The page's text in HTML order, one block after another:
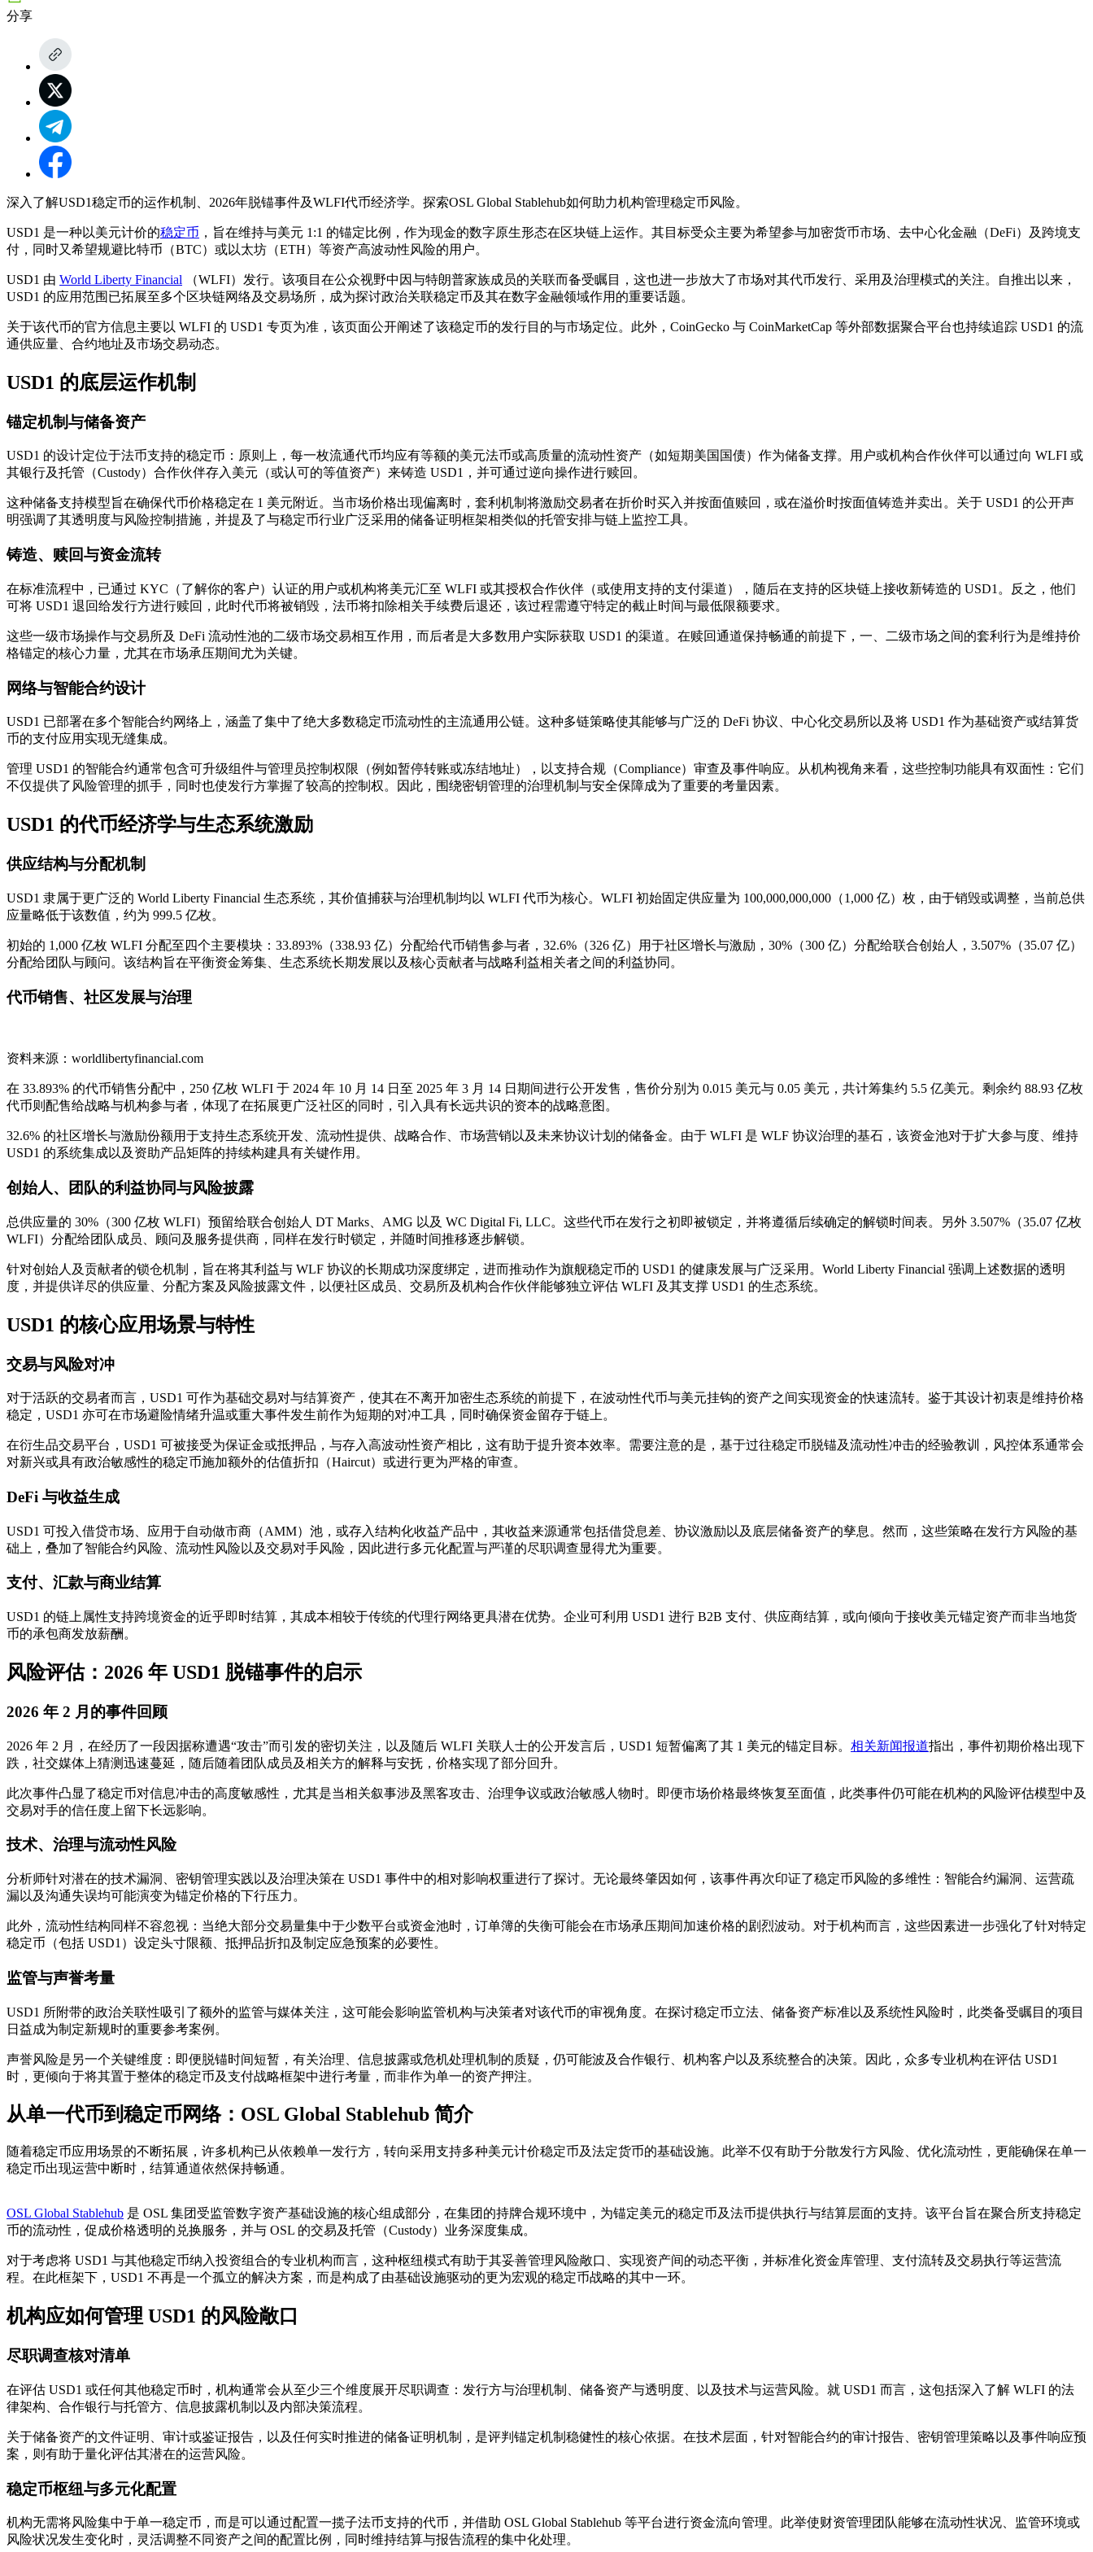
分享
深入了解USD1稳定币的运作机制、2026年脱锚事件及WLFI代币经济学。探索OSL Global Stablehub如何助力机构管理稳定币风险。
USD1 是一种以美元计价的稳定币 ，旨在维持与美元 1:1 的锚定比例，作为现金的数字原生形态在区块链上运作。其目标受众主要为希望参与加密货币市场、去中心化金融（DeFi）及跨境支
付，同时又希望规避比特币（BTC）或以太坊（ETH）等资产高波动性风险的用户。
USD1 由 World Liberty Financial （WLFI）发行。该项目在公众视野中因与特朗普家族成员的关联而备受瞩目，这也进一步放大了市场对其代币发行、采用及治理模式的关注。自推出以来，
USD1 的应用范围已拓展至多个区块链网络及交易场所，成为探讨政治关联稳定币及其在数字金融领域作用的重要话题。
关于该代币的官方信息主要以 WLFI 的 USD1 专页为准，该页面公开阐述了该稳定币的发行目的与市场定位。此外，CoinGecko 与 CoinMarketCap 等外部数据聚合平台也持续追踪 USD1 的流
通供应量、合约地址及市场交易动态。
USD1 的底层运作机制
锚定机制与储备资产
USD1 的设计定位于法币支持的稳定币：原则上，每一枚流通代币均应有等额的美元法币或高质量的流动性资产（如短期美国国债）作为储备支撑。用户或机构合作伙伴可以通过向 WLFI 或
其银行及托管（Custody）合作伙伴存入美元（或认可的等值资产）来铸造 USD1，并可通过逆向操作进行赎回。
这种储备支持模型旨在确保代币价格稳定在 1 美元附近。当市场价格出现偏离时，套利机制将激励交易者在折价时买入并按面值赎回，或在溢价时按面值铸造并卖出。关于 USD1 的公开声
明强调了其透明度与风险控制措施，并提及了与稳定币行业广泛采用的储备证明框架相类似的托管安排与链上监控工具。
铸造、赎回与资金流转
在标准流程中，已通过 KYC（了解你的客户）认证的用户或机构将美元汇至 WLFI 或其授权合作伙伴（或使用支持的支付渠道），随后在支持的区块链上接收新铸造的 USD1。反之，他们
可将 USD1 退回给发行方进行赎回，此时代币将被销毁，法币将扣除相关手续费后退还，该过程需遵守特定的截止时间与最低限额要求。
这些一级市场操作与交易所及 DeFi 流动性池的二级市场交易相互作用，而后者是大多数用户实际获取 USD1 的渠道。在赎回通道保持畅通的前提下，一、二级市场之间的套利行为是维持价
格锚定的核心力量，尤其在市场承压期间尤为关键。
网络与智能合约设计
USD1 已部署在多个智能合约网络上，涵盖了集中了绝大多数稳定币流动性的主流通用公链。这种多链策略使其能够与广泛的 DeFi 协议、中心化交易所以及将 USD1 作为基础资产或结算货
币的支付应用实现无缝集成。
管理 USD1 的智能合约通常包含可升级组件与管理员控制权限（例如暂停转账或冻结地址），以支持合规（Compliance）审查及事件响应。从机构视角来看，这些控制功能具有双面性：它们
不仅提供了风险管理的抓手，同时也使发行方掌握了较高的控制权。因此，围绕密钥管理的治理机制与安全保障成为了重要的考量因素。
USD1 的代币经济学与生态系统激励
供应结构与分配机制
USD1 隶属于更广泛的 World Liberty Financial 生态系统，其价值捕获与治理机制均以 WLFI 代币为核心。WLFI 初始固定供应量为 100,000,000,000（1,000 亿）枚，由于销毁或调整，当前总供
应量略低于该数值，约为 999.5 亿枚。
初始的 1,000 亿枚 WLFI 分配至四个主要模块：33.893%（338.93 亿）分配给代币销售参与者，32.6%（326 亿）用于社区增长与激励，30%（300 亿）分配给联合创始人，3.507%（35.07 亿）
分配给团队与顾问。该结构旨在平衡资金筹集、生态系统长期发展以及核心贡献者与战略利益相关者之间的利益协同。
代币销售、社区发展与治理
资料来源：worldlibertyfinancial.com
在 33.893% 的代币销售分配中，250 亿枚 WLFI 于 2024 年 10 月 14 日至 2025 年 3 月 14 日期间进行公开发售，售价分别为 0.015 美元与 0.05 美元，共计筹集约 5.5 亿美元。剩余约 88.93 亿枚
代币则配售给战略与机构参与者，体现了在拓展更广泛社区的同时，引入具有长远共识的资本的战略意图。
32.6% 的社区增长与激励份额用于支持生态系统开发、流动性提供、战略合作、市场营销以及未来协议计划的储备金。由于 WLFI 是 WLF 协议治理的基石，该资金池对于扩大参与度、维持
USD1 的系统集成以及资助产品矩阵的持续构建具有关键作用。
创始人、团队的利益协同与风险披露
总供应量的 30%（300 亿枚 WLFI）预留给联合创始人 DT Marks、AMG 以及 WC Digital Fi, LLC。这些代币在发行之初即被锁定，并将遵循后续确定的解锁时间表。另外 3.507%（35.07 亿枚
WLFI）分配给团队成员、顾问及服务提供商，同样在发行时锁定，并随时间推移逐步解锁。
针对创始人及贡献者的锁仓机制，旨在将其利益与 WLF 协议的长期成功深度绑定，进而推动作为旗舰稳定币的 USD1 的健康发展与广泛采用。World Liberty Financial 强调上述数据的透明
度，并提供详尽的供应量、分配方案及风险披露文件，以便社区成员、交易所及机构合作伙伴能够独立评估 WLFI 及其支撑 USD1 的生态系统。
USD1 的核心应用场景与特性
交易与风险对冲
对于活跃的交易者而言，USD1 可作为基础交易对与结算资产，使其在不离开加密生态系统的前提下，在波动性代币与美元挂钩的资产之间实现资金的快速流转。鉴于其设计初衷是维持价格
稳定，USD1 亦可在市场避险情绪升温或重大事件发生前作为短期的对冲工具，同时确保资金留存于链上。
在衍生品交易平台，USD1 可被接受为保证金或抵押品，与存入高波动性资产相比，这有助于提升资本效率。需要注意的是，基于过往稳定币脱锚及流动性冲击的经验教训，风控体系通常会
对新兴或具有政治敏感性的稳定币施加额外的估值折扣（Haircut）或进行更为严格的审查。
DeFi 与收益生成
USD1 可投入借贷市场、应用于自动做市商（AMM）池，或存入结构化收益产品中，其收益来源通常包括借贷息差、协议激励以及底层储备资产的孳息。然而，这些策略在发行方风险的基
础上，叠加了智能合约风险、流动性风险以及交易对手风险，因此进行多元化配置与严谨的尽职调查显得尤为重要。
支付、汇款与商业结算
USD1 的链上属性支持跨境资金的近乎即时结算，其成本相较于传统的代理行网络更具潜在优势。企业可利用 USD1 进行 B2B 支付、供应商结算，或向倾向于接收美元锚定资产而非当地货
币的承包商发放薪酬。
风险评估：2026 年 USD1 脱锚事件的启示
2026 年 2 月的事件回顾
2026 年 2 月，在经历了一段因据称遭遇“攻击”而引发的密切关注，以及随后 WLFI 关联人士的公开发言后，USD1 短暂偏离了其 1 美元的锚定目标。 相关新闻报道指出，事件初期价格出现下
跌，社交媒体上猜测迅速蔓延，随后随着团队成员及相关方的解释与安抚，价格实现了部分回升。
此次事件凸显了稳定币对信息冲击的高度敏感性，尤其是当相关叙事涉及黑客攻击、治理争议或政治敏感人物时。即便市场价格最终恢复至面值，此类事件仍可能在机构的风险评估模型中及
交易对手的信任度上留下长远影响。
技术、治理与流动性风险
分析师针对潜在的技术漏洞、密钥管理实践以及治理决策在 USD1 事件中的相对影响权重进行了探讨。无论最终肇因如何，该事件再次印证了稳定币风险的多维性：智能合约漏洞、运营疏
漏以及沟通失误均可能演变为锚定价格的下行压力。
此外，流动性结构同样不容忽视：当绝大部分交易量集中于少数平台或资金池时，订单簿的失衡可能会在市场承压期间加速价格的剧烈波动。对于机构而言，这些因素进一步强化了针对特定
稳定币（包括 USD1）设定头寸限额、抵押品折扣及制定应急预案的必要性。
监管与声誉考量
USD1 所附带的政治关联性吸引了额外的监管与媒体关注，这可能会影响监管机构与决策者对该代币的审视角度。在探讨稳定币立法、储备资产标准以及系统性风险时，此类备受瞩目的项目
日益成为制定新规时的重要参考案例。
声誉风险是另一个关键维度：即便脱锚时间短暂，有关治理、信息披露或危机处理机制的质疑，仍可能波及合作银行、机构客户以及系统整合的决策。因此，众多专业机构在评估 USD1
时，更倾向于将其置于整体的稳定币及支付战略框架中进行考量，而非作为单一的资产押注。
从单一代币到稳定币网络：OSL Global Stablehub 简介
随着稳定币应用场景的不断拓展，许多机构已从依赖单一发行方，转向采用支持多种美元计价稳定币及法定货币的基础设施。此举不仅有助于分散发行方风险、优化流动性，更能确保在单一
稳定币出现运营中断时，结算通道依然保持畅通。
OSL Global Stablehub 是 OSL 集团受监管数字资产基础设施的核心组成部分，在集团的持牌合规环境中，为锚定美元的稳定币及法币提供执行与结算层面的支持。该平台旨在聚合所支持稳定
币的流动性，促成价格透明的兑换服务，并与 OSL 的交易及托管（Custody）业务深度集成。
对于考虑将 USD1 与其他稳定币纳入投资组合的专业机构而言，这种枢纽模式有助于其妥善管理风险敞口、实现资产间的动态平衡，并标准化资金库管理、支付流转及交易执行等运营流
程。在此框架下，USD1 不再是一个孤立的解决方案，而是构成了由基础设施驱动的更为宏观的稳定币战略的其中一环。
机构应如何管理 USD1 的风险敞口
尽职调查核对清单
在评估 USD1 或任何其他稳定币时，机构通常会从至少三个维度展开尽职调查：发行方与治理机制、储备资产与透明度、以及技术与运营风险。就 USD1 而言，这包括深入了解 WLFI 的法
律架构、合作银行与托管方、信息披露机制以及内部决策流程。
关于储备资产的文件证明、审计或鉴证报告，以及任何实时推进的储备证明机制，是评判锚定机制稳健性的核心依据。在技术层面，针对智能合约的审计报告、密钥管理策略以及事件响应预
案，则有助于量化评估其潜在的运营风险。
稳定币枢纽与多元化配置
机构无需将风险集中于单一稳定币，而是可以通过配置一揽子法币支持的代币，并借助 OSL Global Stablehub 等平台进行资金流向管理。此举使财资管理团队能够在流动性状况、监管环境或
风险状况发生变化时，灵活调整不同资产之间的配置比例，同时维持结算与报告流程的集中化处理。